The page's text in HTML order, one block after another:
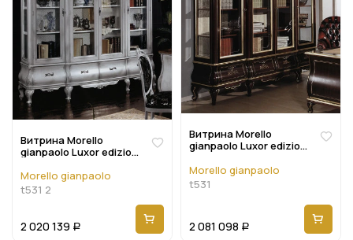
Витрина Morello
gianpaolo Luxor edizione
Morello gianpaolo
t531 2
2 020 139 Р
Витрина Morello
gianpaolo Luxor edizione
Morello gianpaolo
t531
2 081 098 Р